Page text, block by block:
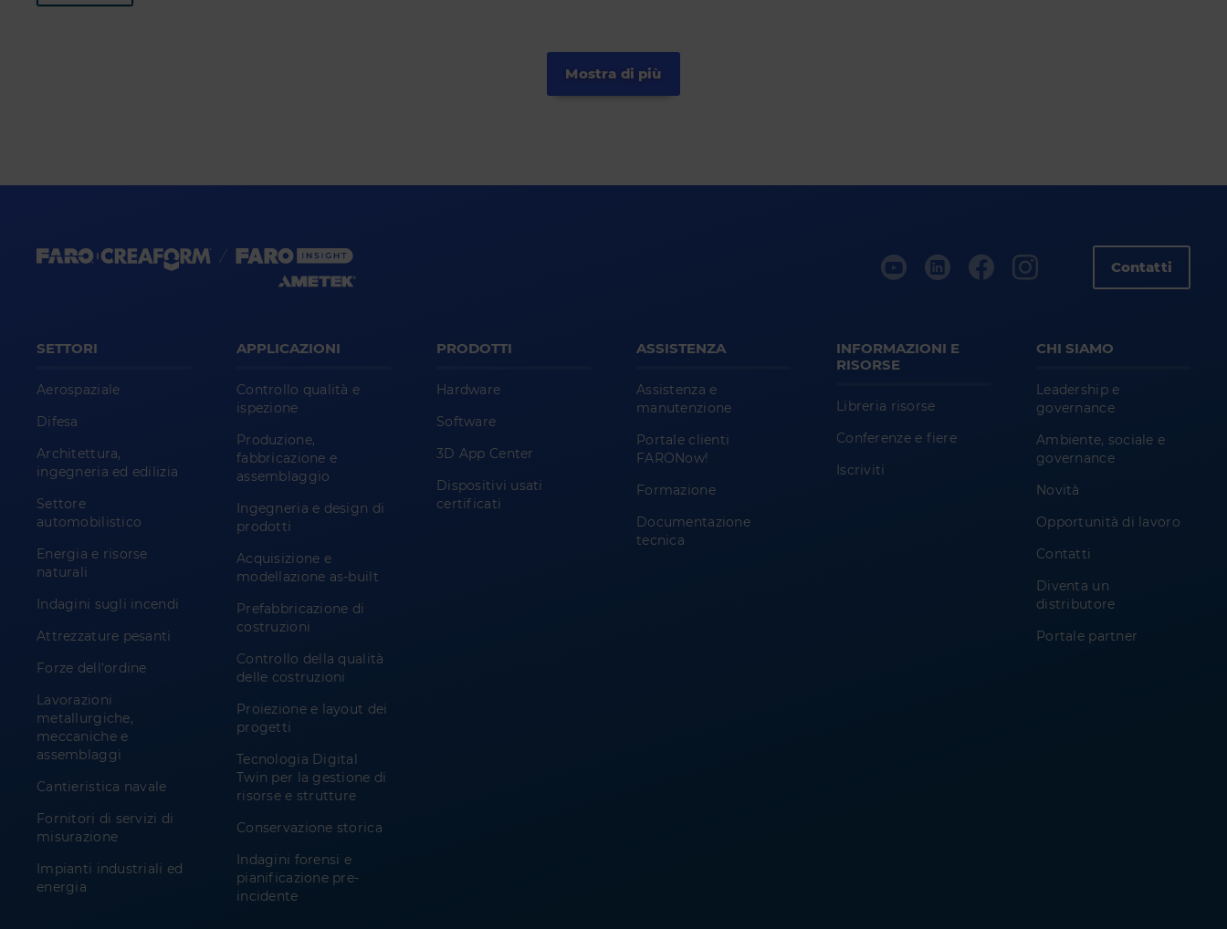
Mostra di più
Contatti
SETTORI
Aerospaziale
Difesa
Architettura,
ingegneria ed edilizia
Settore
automobilistico
Energia e risorse
naturali
Indagini sugli incendi
Attrezzature pesanti
Forze dell'ordine
Lavorazioni
metallurgiche,
meccaniche e
assemblaggi
Cantieristica navale
Fornitori di servizi di
misurazione
Impianti industriali ed
energia
APPLICAZIONI
Controllo qualità e
ispezione
Produzione,
fabbricazione e
assemblaggio
Ingegneria e design di
prodotti
Acquisizione e
modellazione as-built
Prefabbricazione di
costruzioni
Controllo della qualità
delle costruzioni
Proiezione e layout dei
progetti
Tecnologia Digital
Twin per la gestione di
risorse e strutture
Conservazione storica
Indagini forensi e
pianificazione pre-
incidente
PRODOTTI
Hardware
Software
3D App Center
Dispositivi usati
certificati
ASSISTENZA
Assistenza e
manutenzione
Portale clienti
FARONow!
Formazione
Documentazione
tecnica
INFORMAZIONI E
RISORSE
Libreria risorse
Conferenze e fiere
Iscriviti
CHI SIAMO
Leadership e
governance
Ambiente, sociale e
governance
Novità
Opportunità di lavoro
Contatti
Diventa un
distributore
Portale partner